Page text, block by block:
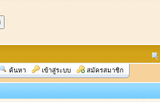
ค้นหา เข้าสู่ระบบ สมัครสมาชิก